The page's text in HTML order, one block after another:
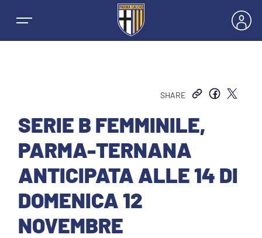
NEWS
SQUADRE
PRIMA SQUADRA MASCHILE
PRIMA SQUADRA FEMMINILE
STAGIONE
MASCHILE
SHARE
SERIE B FEMMINILE,
PARMA-TERNANA
ANTICIPATA ALLE 14 DI
DOMENICA 12
NOVEMBRE